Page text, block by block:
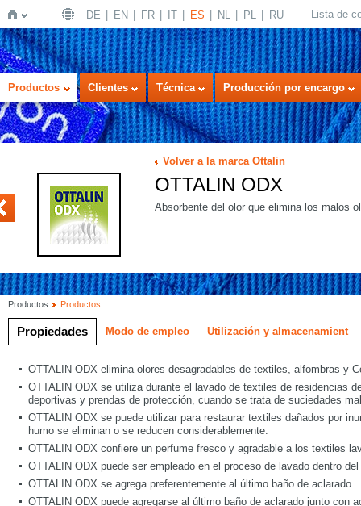
Inicio
DE EN FR IT ES NL PL RU Lista de
Productos Clientes Técnica Producción por encargo
Volver a la marca Ottalin
OTTALIN ODX
Absorbente del olor que elimina los malos
Productos Productos
Propiedades Modo de empleo Utilización y almacenamient
OTTALIN ODX elimina olores desagradables de textiles, alfombras y
OTTALIN ODX se utiliza durante el lavado de textiles de residencias
deportivas y prendas de protección, cuando se trata de suciedades
OTTALIN ODX se puede utilizar para restaurar textiles dañados por
humo se eliminan o se reducen considerablemente.
OTTALIN ODX confiere un perfume fresco y agradable a los textiles
OTTALIN ODX puede ser empleado en el proceso de lavado dentro
OTTALIN ODX se agrega preferentemente al último baño de aclarado.
OTTALIN ODX puede agregarse al último baño de aclarado junto con